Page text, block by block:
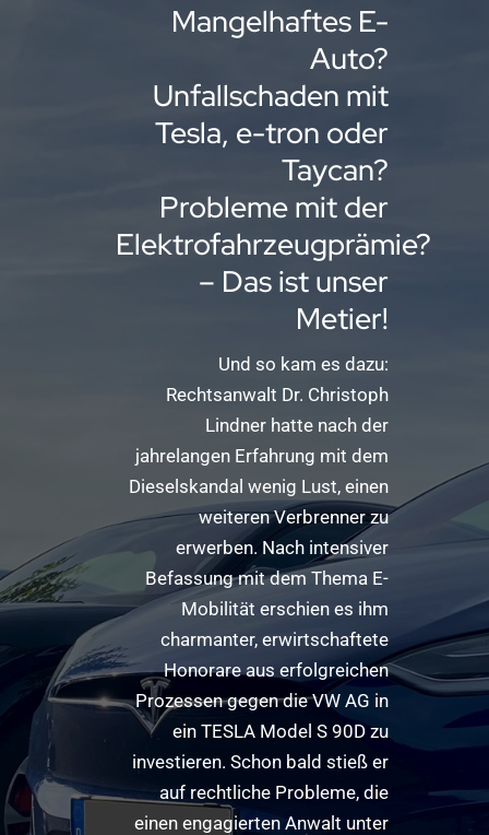
Mangelhaftes E-
Auto?
Unfallschaden mit
Tesla, e-tron oder
Taycan?
Probleme mit der
Elektrofahrzeugprämie?
– Das ist unser
Metier!
Und so kam es dazu:
Rechtsanwalt Dr. Christoph
Lindner hatte nach der
jahrelangen Erfahrung mit dem
Dieselskandal wenig Lust, einen
weiteren Verbrenner zu
erwerben. Nach intensiver
Befassung mit dem Thema E-
Mobilität erschien es ihm
charmanter, erwirtschaftete
Honorare aus erfolgreichen
Prozessen gegen die VW AG in
ein TESLA Model S 90D zu
investieren. Schon bald stieß er
auf rechtliche Probleme, die
einen engagierten Anwalt unter